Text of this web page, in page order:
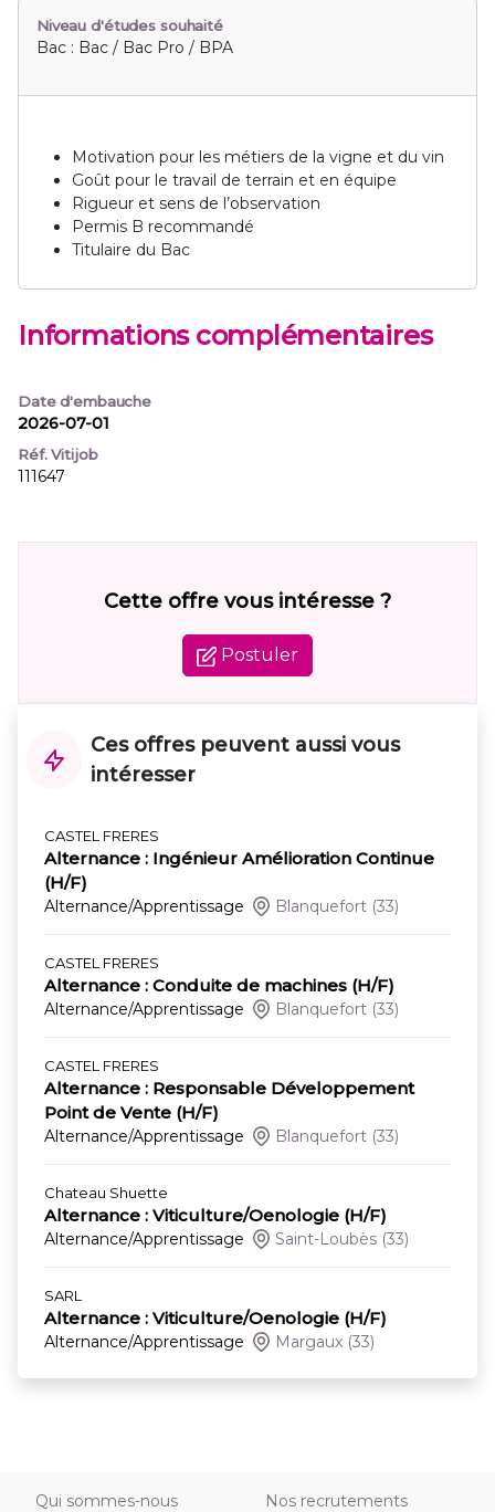
Niveau d'études souhaité
Bac : Bac / Bac Pro / BPA
Motivation pour les métiers de la vigne et du vin
Goût pour le travail de terrain et en équipe
Rigueur et sens de l’observation
Permis B recommandé
Titulaire du Bac
Informations complémentaires
Date d'embauche
2026-07-01
Réf. Vitijob
111647
Cette offre vous intéresse ?
Postuler
Ces offres peuvent aussi vous
intéresser
CASTEL FRERES
Alternance : Ingénieur Amélioration Continue
(H/F)
Alternance/Apprentissage Blanquefort (33)
CASTEL FRERES
Alternance : Conduite de machines (H/F)
Alternance/Apprentissage Blanquefort (33)
CASTEL FRERES
Alternance : Responsable Développement
Point de Vente (H/F)
Alternance/Apprentissage Blanquefort (33)
Chateau Shuette
Alternance : Viticulture/Oenologie (H/F)
Alternance/Apprentissage Saint-Loubès (33)
SARL
Alternance : Viticulture/Oenologie (H/F)
Alternance/Apprentissage Margaux (33)
Qui sommes-nous
Nos recrutements